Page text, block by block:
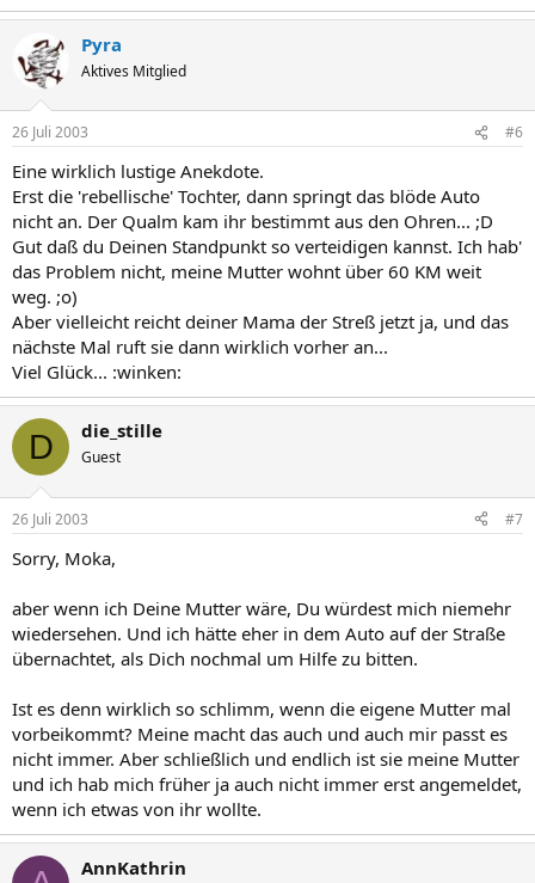
Pyra
Aktives Mitglied
26 Juli 2003 #6
Eine wirklich lustige Anekdote.
Erst die 'rebellische' Tochter, dann springt das blöde Auto
nicht an. Der Qualm kam ihr bestimmt aus den Ohren... ;D
Gut daß du Deinen Standpunkt so verteidigen kannst. Ich hab'
das Problem nicht, meine Mutter wohnt über 60 KM weit
weg. ;o)
Aber vielleicht reicht deiner Mama der Streß jetzt ja, und das
nächste Mal ruft sie dann wirklich vorher an...
Viel Glück... :winken:
D die_stille
Guest
26 Juli 2003 #7
Sorry, Moka,
aber wenn ich Deine Mutter wäre, Du würdest mich niemehr
wiedersehen. Und ich hätte eher in dem Auto auf der Straße
übernachtet, als Dich nochmal um Hilfe zu bitten.
Ist es denn wirklich so schlimm, wenn die eigene Mutter mal
vorbeikommt? Meine macht das auch und auch mir passt es
nicht immer. Aber schließlich und endlich ist sie meine Mutter
und ich hab mich früher ja auch nicht immer erst angemeldet,
wenn ich etwas von ihr wollte.
AnnKathrin